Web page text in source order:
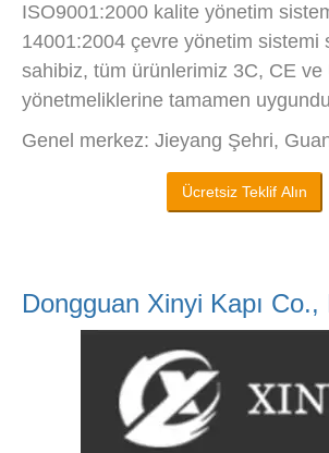
ISO9001:2000 kalite yönetim
14001:2004 çevre yönetim sistemi
sahibiz, tüm ürünlerimiz 3C, CE ve
yönetmeliklerine tamamen
Genel merkez: Jieyang Şehri,
Ücretsiz Teklif Alın
Dongguan Xinyi Kapı Co.,